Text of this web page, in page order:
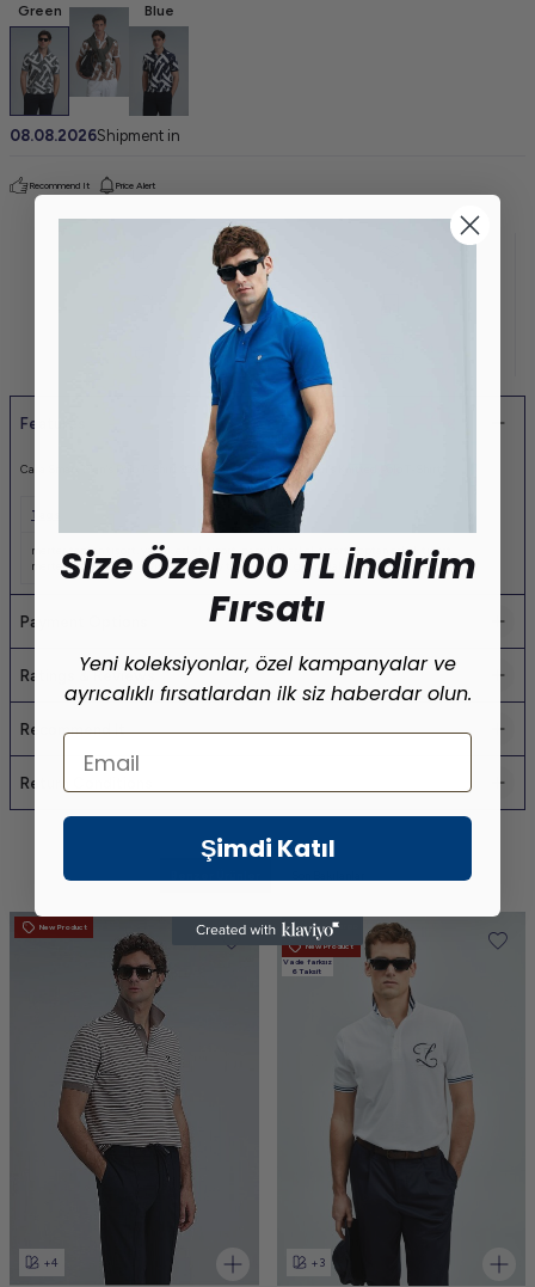
Green
Blue
08.08.2026Shipment in
Recommend It Price Alert
Features
Cara Smart Men's Polo T-Shirt 95% Cotton 5% Elastane Men's Knitted Polo T-Shirt
Tags
merter toptan tişört yazlık erkek tişört ,toptan erkek tişört
merter toptan erkek giyim ,osmanbey toptan erkek giyim , laleli toptan erkek giyim
Payment Options
Ratings & Reviews
Recommend It
Return Conditions
New Product
+4
Ücretsiz Kargo
New Product
Vade farksız
6 Taksit
+3
Size Özel 100 TL İndirim
Fırsatı
Yeni koleksiyonlar, özel kampanyalar ve
ayrıcalıklı fırsatlardan ilk siz haberdar olun.
Email
Şimdi Katıl